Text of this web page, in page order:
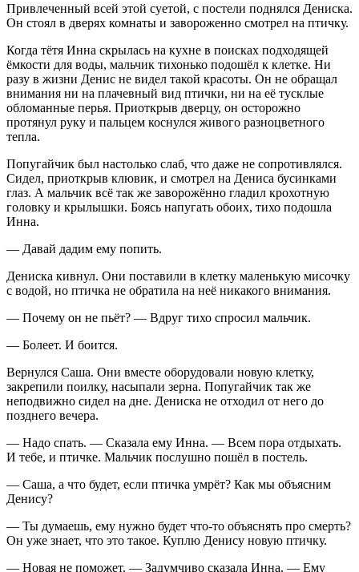
Привлеченный всей этой суетой, с постели поднялся Дениска.
Он стоял в дверях комнаты и завороженно смотрел на птичку.
Когда тётя Инна скрылась на кухне в поисках подходящей
ёмкости для воды, мальчик тихонько подошёл к клетке. Ни
разу в жизни Денис не видел такой красоты. Он не обращал
внимания ни на плачевный вид птички, ни на её тусклые
обломанные перья. Приоткрыв дверцу, он осторожно
протянул руку и пальцем коснулся живого разноцветного
тепла.
Попугайчик был настолько слаб, что даже не сопротивлялся.
Сидел, приоткрыв клювик, и смотрел на Дениса бусинками
глаз. А мальчик всё так же заворожённо гладил крохотную
головку и крылышки. Боясь напугать обоих, тихо подошла
Инна.
— Давай дадим ему попить.
Дениска кивнул. Они поставили в клетку маленькую мисочку
с водой, но птичка не обратила на неё никакого внимания.
— Почему он не пьёт? — Вдруг тихо спросил мальчик.
— Болеет. И боится.
Вернулся Саша. Они вместе оборудовали новую клетку,
закрепили поилку, насыпали зерна. Попугайчик так же
неподвижно сидел на дне. Дениска не отходил от него до
позднего вечера.
— Надо спать. — Сказала ему Инна. — Всем пора отдыхать.
И тебе, и птичке. Мальчик послушно пошёл в постель.
— Саша, а что будет, если птичка умрёт? Как мы объясним
Денису?
— Ты думаешь, ему нужно будет что-то объяснять про смерть?
Он уже знает, что это такое. Куплю Денису новую птичку.
— Новая не поможет. — Задумчиво сказала Инна. — Ему